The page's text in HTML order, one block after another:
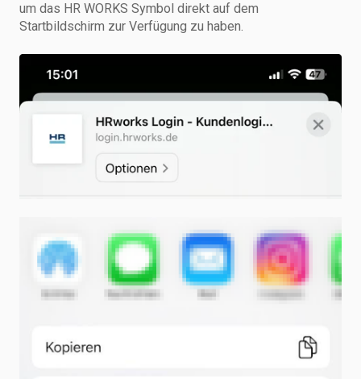
um das HR WORKS Symbol direkt auf dem
Startbildschirm zur Verfügung zu haben.